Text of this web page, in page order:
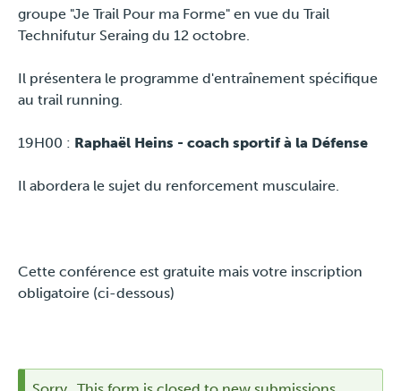
groupe "Je Trail Pour ma Forme" en vue du Trail
Technifutur Seraing du 12 octobre.
Il présentera le programme d'entraînement spécifique
au trail running.
19H00 : Raphaël Heins - coach sportif à la Défense
Il abordera le sujet du renforcement musculaire.
Cette conférence est gratuite mais votre inscription
obligatoire (ci-dessous)